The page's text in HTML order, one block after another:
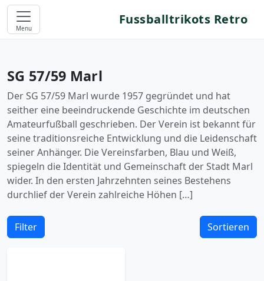
Menu
Fussballtrikots Retro
SG 57/59 Marl
Der SG 57/59 Marl wurde 1957 gegründet und hat
seither eine beeindruckende Geschichte im deutschen
Amateurfußball geschrieben. Der Verein ist bekannt für
seine traditionsreiche Entwicklung und die Leidenschaft
seiner Anhänger. Die Vereinsfarben, Blau und Weiß,
spiegeln die Identität und Gemeinschaft der Stadt Marl
wider. In den ersten Jahrzehnten seines Bestehens
durchlief der Verein zahlreiche Höhen […]
Filter Sortieren